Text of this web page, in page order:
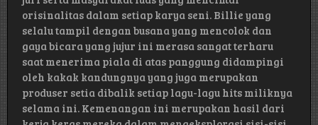
orisinalitas dalam setiap karya seni. Billie yang
selalu tampil dengan busana yang mencolok dan
gaya bicara yang jujur ini merasa sangat terharu
saat menerima piala di atas panggung didampingi
oleh kakak kandungnya yang juga merupakan
produser setia dibalik setiap lagu-lagu hits miliknya
selama ini. Kemenangan ini merupakan hasil dari